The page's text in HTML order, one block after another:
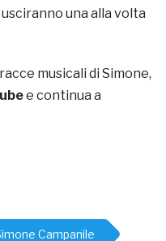
una alla volta
musicali di Simone,
e continua a
Campanile